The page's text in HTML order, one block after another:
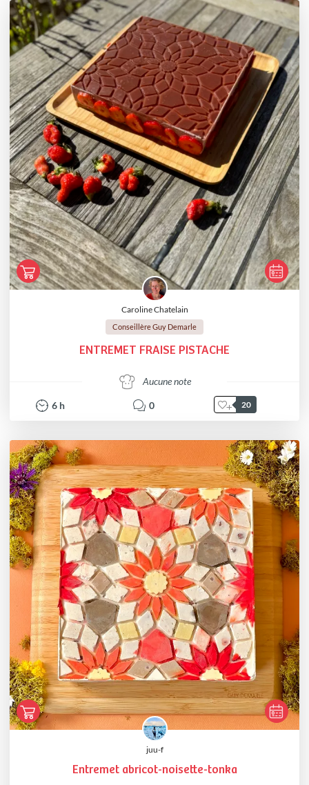
Caroline Chatelain
Conseillère Guy Demarle
ENTREMET FRAISE PISTACHE
Aucune note
6 h 0 20
juu-f
Entremet abricot-noisette-tonka